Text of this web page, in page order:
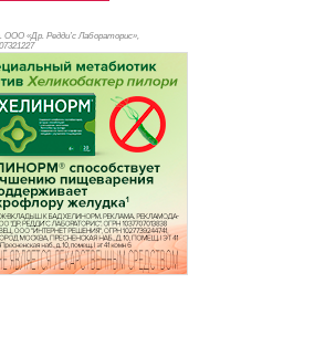
ООО «Др. Редди’с Лабораторис»,
7321227